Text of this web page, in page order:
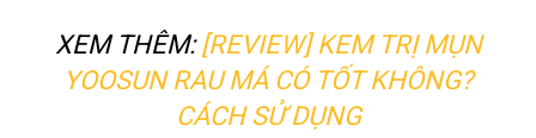
XEM THÊM: [REVIEW] KEM TRỊ MỤN
YOOSUN RAU MÁ CÓ TỐT KHÔNG?
CÁCH SỬ DỤNG